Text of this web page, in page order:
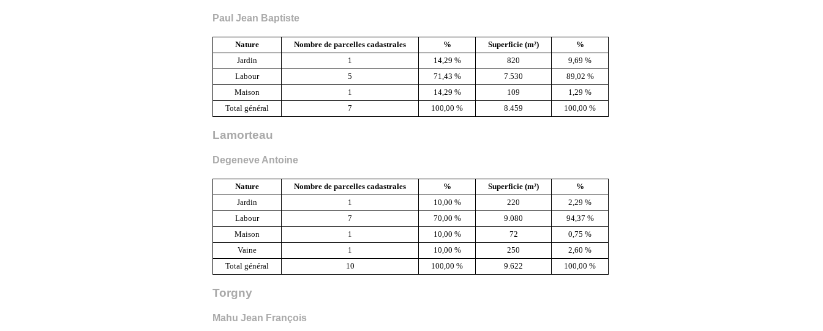
Paul Jean Baptiste
Nature Nombre de parcelles cadastrales % Superficie (m²)
%
Jardin
1 14,29 % 820
9,69 %
Labour
5 71,43 % 7.530
89,02 %
Maison
1 14,29 % 109
1,29 %
Total général
7 100,00 % 8.459 100,00 %
Lamorteau
Degeneve Antoine
Nature Nombre de parcelles cadastrales % Superficie (m²)
%
Jardin
1 10,00 % 220
2,29 %
Labour
7 70,00 % 9.080
94,37 %
Maison
1 10,00 % 72
0,75 %
Vaine
1 10,00 % 250
2,60 %
Total général
10 100,00 % 9.622 100,00 %
Torgny
Mahu Jean François